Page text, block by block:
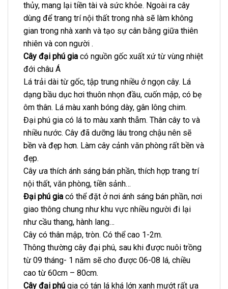
thủy, mang lại tiền tài và sức khỏe. Ngoài ra cây
dùng để trang trí nội thất trong nhà sẽ làm không
gian trong nhà xanh và tạo sự cân bằng giữa thiên
nhiên và con người .
Cây đại phú gia có nguồn gốc xuất xứ từ vùng nhiệt
đới châu Á
Lá trải dài từ gốc, tập trung nhiều ở ngọn cây. Lá
dạng bầu dục hơi thuôn nhọn đầu, cuốn mập, có bẹ
ôm thân. Lá màu xanh bóng dày, gân lông chim.
Đại phú gia có lá to màu xanh thẫm. Thân cây to và
nhiều nước. Cây đã dưỡng lâu trong chậu nên sẽ
bền và đẹp hơn. Làm cây cảnh văn phòng rất bền và
đẹp.
Cây ưa thích ánh sáng bán phần, thích hợp trang trí
nội thất, văn phòng, tiền sảnh…
Đại phú gia có thể đặt ở nơi ánh sáng bán phần, nơi
giao thông chung như khu vực nhiều người đi lại
như cầu thang, hành lang…
Cây có thân mập, tròn. Có thể cao 1-2m.
Thông thường cây đại phú, sau khi được nuôi trồng
từ 09 tháng- 1 năm sẽ cho được 06-08 lá, chiều
cao từ 60cm – 80cm.
Cây đại phú gia có tán lá khá lớn xanh mướt rất ưa